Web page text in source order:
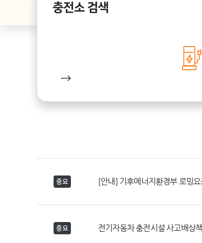
충전소 검색
중요 [안내] 기후에너지환경부 로밍
중요 전기자동차 충전시설 사고배상